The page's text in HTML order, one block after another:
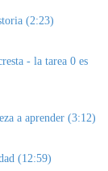
(2:23)
- la tarea 0 es
a aprender (3:12)
(12:59)